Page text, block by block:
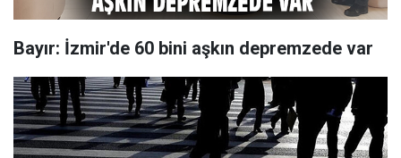
Bayır: İzmir'de 60 bini aşkın depremzede var